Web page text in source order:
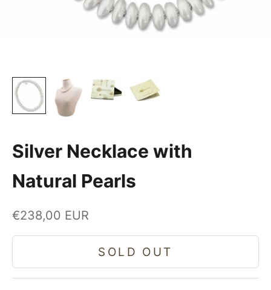
Silver Necklace with
Natural Pearls
Sale price
€238,00 EUR
SOLD OUT